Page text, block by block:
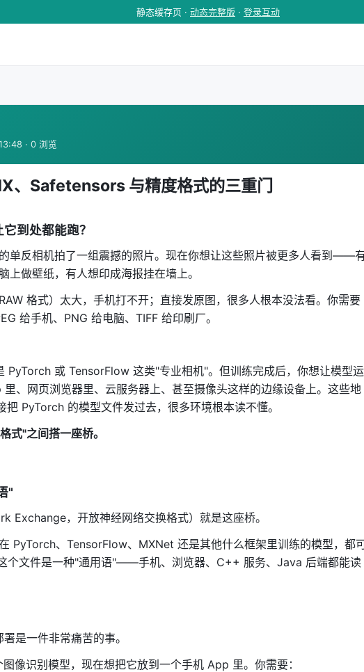
静态缓存页 · 动态完整版 · 登录互动
· 0 浏览
、Safetensors 与精度格式的三重门
到处都能跑？
单反相机拍了一组震撼的照片。现在你想让这些照片被更多人看到——
上做壁纸，有人想印成海报挂在墙上。
格式）太大，手机打不开；直接发原图，很多人根本没法看。你需要
给手机、PNG 给电脑、TIFF 给印刷厂。
PyTorch 或 TensorFlow 这类"专业相机"。但训练完成后，你想让模型运
、网页浏览器里、云服务器上、甚至摄像头这样的边缘设备上。这些地
PyTorch 的模型文件发过去，很多环境根本读不懂。
式"之间搭一座桥。
"
Exchange，开放神经网络交换格式）就是这座桥。
PyTorch、TensorFlow、MXNet 还是其他什么框架里训练的模型，都
个文件是一种"通用语"——手机、浏览器、C++ 服务、Java 后端都能读
是一件非常痛苦的事。
像识别模型，现在想把它放到一个手机 App 里。你需要：